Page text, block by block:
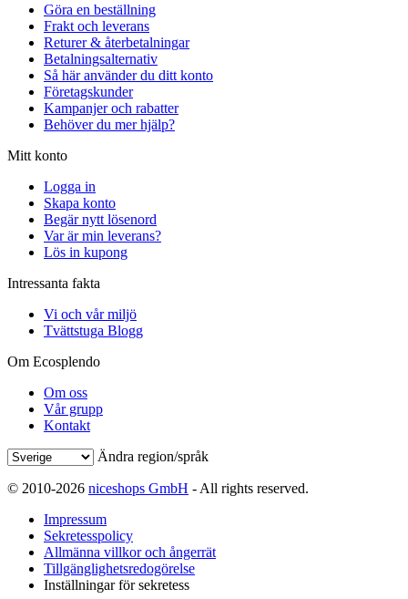
Göra en beställning
Frakt och leverans
Returer & återbetalningar
Betalningsalternativ
Så här använder du ditt konto
Företagskunder
Kampanjer och rabatter
Behöver du mer hjälp?
Mitt konto
Logga in
Skapa konto
Begär nytt lösenord
Var är min leverans?
Lös in kupong
Intressanta fakta
Vi och vår miljö
Tvättstuga Blogg
Om Ecosplendo
Om oss
Vår grupp
Kontakt
Ändra region/språk
© 2010-2026 niceshops GmbH - All rights reserved.
Impressum
Sekretesspolicy
Allmänna villkor och ångerrät
Tillgänglighetsredogörelse
Inställningar för sekretess